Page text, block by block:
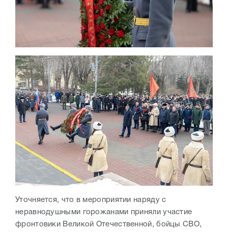
Уточняется, что в мероприятии наряду с
неравнодушными горожанами приняли участие
фронтовики Великой Отечественной, бойцы СВО,